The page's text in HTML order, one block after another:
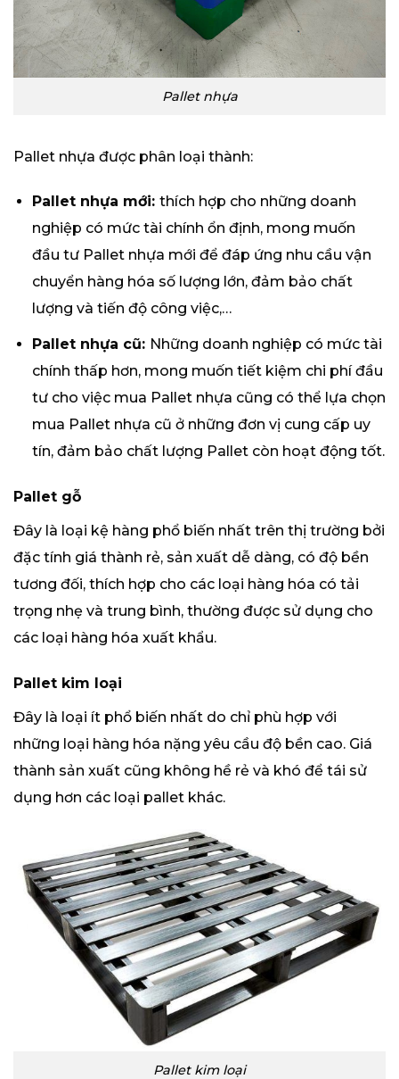
Pallet nhựa
Pallet nhựa được phân loại thành:
Pallet nhựa mới: thích hợp cho những doanh
nghiệp có mức tài chính ổn định, mong muốn
đầu tư Pallet nhựa mới để đáp ứng nhu cầu vận
chuyển hàng hóa số lượng lớn, đảm bảo chất
lượng và tiến độ công việc,…
Pallet nhựa cũ: Những doanh nghiệp có mức tài
chính thấp hơn, mong muốn tiết kiệm chi phí đầu
tư cho việc mua Pallet nhựa cũng có thể lựa chọn
mua Pallet nhựa cũ ở những đơn vị cung cấp uy
tín, đảm bảo chất lượng Pallet còn hoạt động tốt.
Pallet gỗ
Đây là loại kệ hàng phổ biến nhất trên thị trường bởi
đặc tính giá thành rẻ, sản xuất dễ dàng, có độ bền
tương đối, thích hợp cho các loại hàng hóa có tải
trọng nhẹ và trung bình, thường được sử dụng cho
các loại hàng hóa xuất khẩu.
Pallet kim loại
Đây là loại ít phổ biến nhất do chỉ phù hợp với
những loại hàng hóa nặng yêu cầu độ bền cao. Giá
thành sản xuất cũng không hề rẻ và khó để tái sử
dụng hơn các loại pallet khác.
Pallet kim loại